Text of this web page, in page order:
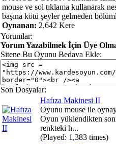
mouse ve sol tıklama kullanarak
başına kötü şeyler gelmeden
Oynanan: 2,642 Kere
Yorumlar:
Yorum Yazabilmek İçin Üye
Sitene Bu Oyunu Bedava Ekle:
Son Dosyalar:
Hafıza Makinesi II
Oyunu mouse ile
Oyun yüklendikten
renkteki h...
(Played: 1,383 times)